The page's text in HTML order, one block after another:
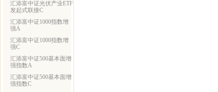
汇添富中证光伏产业ETF
发起式联接C
汇添富中证1000指数增
强A
汇添富中证1000指数增
强C
汇添富中证500基本面增
强指数A
汇添富中证500基本面增
强指数C